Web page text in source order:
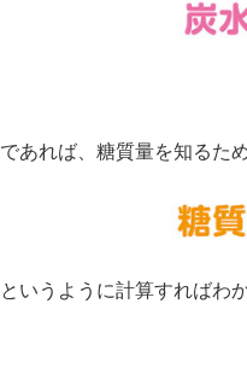
であれば、糖質量を知るた
というように計算すればわ